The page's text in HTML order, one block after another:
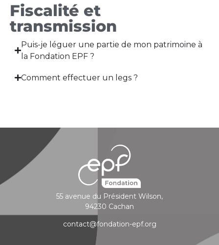
Fiscalité et
transmission
Puis-je léguer une partie de mon patrimoine à
la Fondation EPF ?
Comment effectuer un legs ?
55 avenue du Président Wilson,
94230 Cachan
contact@fondation-epf.org